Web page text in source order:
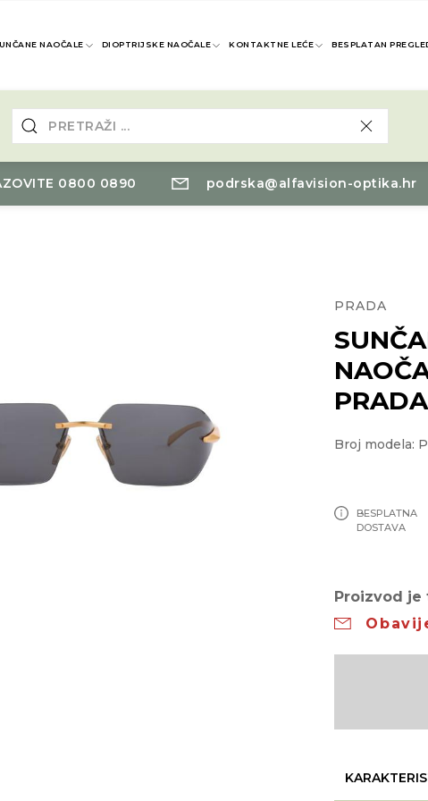
NAOČALE DIOPTRIJSKE NAOČALE KONTAKTNE LEĆE BESPLATAN
0800 0890 podrska@alfavision-optika.hr
PRADA
PRADA
Broj modela:
BESPLATNA
DOSTAVA
Proizvod